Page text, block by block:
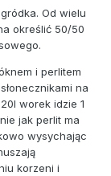
Od wielu
określić 50/50
i perlitem
na
worek idzie 1
jak perlit ma
wysychając
korzeni i